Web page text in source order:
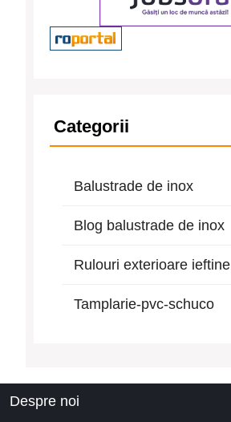
Categorii
Balustrade de inox
Blog balustrade de inox
Rulouri exterioare ieftine
Tamplarie-pvc-schuco
Despre noi